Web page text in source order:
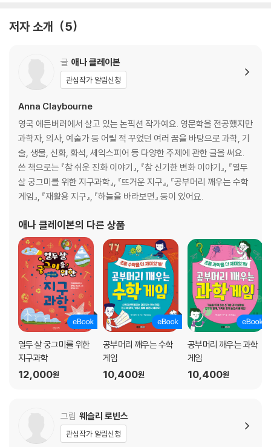
변화하고, 어떻게 이렇게 다양한 형태로 가지 쳐 나왔는지 알아보고, 또 사
놀랍고도 신기한 ‘진화의 세계’로 발을 내딛어 보자!
‘사람은 옛날부터 이런 모습이었나요?’ 어린이의 자연과 생명에 대한 호기
심은 끝이 없습니다. 《참 쉬운 진화 이야기》는 생물학에서 중요한 부분을
차지하고 있는 ‘진화’를 어린이의 눈높이에 맞추어 꼼꼼하고 친절하게 알
려 줍니다. 책을 가득 채운 다양한 주제와 아름다운 일러스트는 아이들을
흥미진진한 탐구의 세계로 이끕니다. 책을 펼쳐 신기한 진화의 비밀을 살
펴보고, 앞으로 진화가 어디를 향할지 상상해 보면 어떨까요?
저자 소개 5
글 애나 클레이본
관심작가 알림신청
Anna Claybourne
영국 에든버러에서 살고 있는 논픽션 작가예요. 영문학을 전공했지만
과학자, 의사, 예술가 등 어릴 적 꾸었던 여러 꿈을 바탕으로 과학, 기
술, 생물, 신화, 화석, 셰익스피어 등 다양한 주제에 관한 글을 써요.
쓴 책으로는 『참 쉬운 진화 이야기』, 『참 신기한 변화 이야기』, 『열두
살 궁그미를 위한 지구과학』, 『뜨거운 지구』, 『공부머리 깨우는 수학
게임』, 『재활용 지구』, 『하늘을 바라보면』 등이 있어요.
애나 클레이본의 다른 상품
열두 살 궁그미를 위한
지구과학
12,000원
공부머리 깨우는 수학
게임
10,400원
공부머리 깨우는 과학
게임
10,400원
그림 웨슬리 로빈스
관심작가 알림신청